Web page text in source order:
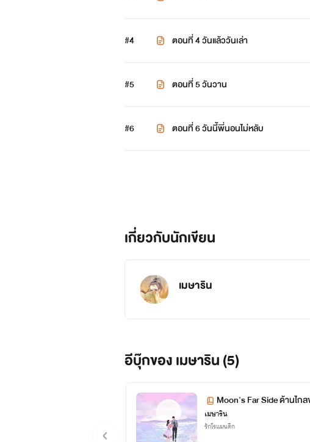
#4 ตอนที่ 4 วันแล้ววันเล่า
#5 ตอนที่ 5 วันวาน
#6 ตอนที่ 6 วันนี้พี่นอนไม่หลับ
เกี่ยวกับนักเขียน
เมษาริน
อีบุ๊กของ เมษาริน (5)
Moon's Far Side ด้านไก
เมษาริน
รักโรแมนติก